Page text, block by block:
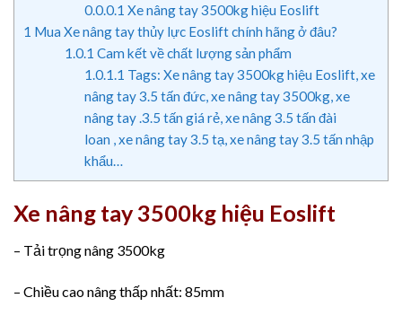
0.0.0.1 Xe nâng tay 3500kg hiệu Eoslift
1 Mua Xe nâng tay thủy lực Eoslift chính hãng ở đâu?
1.0.1 Cam kết về chất lượng sản phẩm
1.0.1.1 Tags: Xe nâng tay 3500kg hiệu Eoslift, xe
nâng tay 3.5 tấn đức, xe nâng tay 3500kg, xe
nâng tay .3.5 tấn giá rẻ, xe nâng 3.5 tấn đài
loan , xe nâng tay 3.5 tạ, xe nâng tay 3.5 tấn nhập
khẩu…
Xe nâng tay 3500kg hiệu Eoslift
– Tải trọng nâng 3500kg
– Chiều cao nâng thấp nhất: 85mm